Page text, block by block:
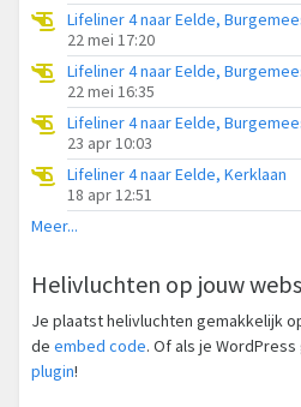
22 mei 17:20
22 mei 16:35
23 apr 10:03
Lifeliner 4 naar Eelde, Kerklaan
18 apr 12:51
Meer...
Helivluchten op jouw
Je plaatst helivluchten gemakkelijk
de embed code. Of als je
plugin!